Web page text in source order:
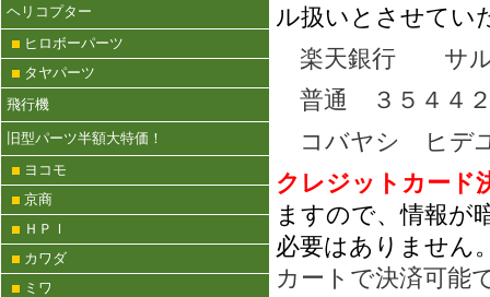
ヘリコプター
ヒロボーパーツ
タヤパーツ
飛行機
旧型パーツ半額大特価！
ヨコモ
京商
ＨＰＩ
カワダ
ミワ
ル扱いとさせてい
楽天銀行 サル
普通 ３５４４
コバヤシ ヒデ
クレジットカ
ますので、情報が
必要はありません
カートで決済可能